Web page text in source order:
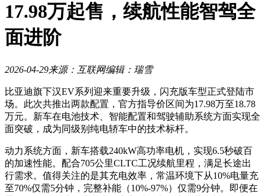
17.98万起售，续航性能智驾全
面进阶
2026-04-29来源：互联网编辑：瑞雪
比亚迪旗下汉EV系列迎来重要升级，闪充版车型正式登陆市
场。此次共推出两款配置，官方指导价区间为17.98万至18.78
万元。新车在电池技术、智能配置和驾驶辅助系统方面实现全
面突破，成为同级别纯电轿车中的技术标杆。
动力系统方面，新车搭载240kW高功率电机，实现6.5秒破百
的加速性能。配合705公里CLTC工况续航里程，满足长途出
行需求。值得关注的是其充电效率，常温环境下从10%电量充
至70%仅需5分钟，完整补能（10%-97%）仅需9分钟。即便在